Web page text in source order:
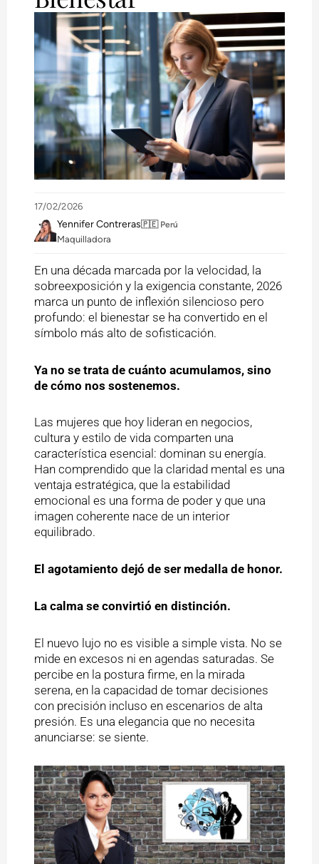
17/02/2026
Yennifer Contreras🇵🇪 Perú
Maquilladora
En una década marcada por la velocidad, la
sobreexposición y la exigencia constante, 2026
marca un punto de inflexión silencioso pero
profundo: el bienestar se ha convertido en el
símbolo más alto de sofisticación.
Ya no se trata de cuánto acumulamos, sino
de cómo nos sostenemos.
Las mujeres que hoy lideran en negocios,
cultura y estilo de vida comparten una
característica esencial: dominan su energía.
Han comprendido que la claridad mental es una
ventaja estratégica, que la estabilidad
emocional es una forma de poder y que una
imagen coherente nace de un interior
equilibrado.
El agotamiento dejó de ser medalla de honor.
La calma se convirtió en distinción.
El nuevo lujo no es visible a simple vista. No se
mide en excesos ni en agendas saturadas. Se
percibe en la postura firme, en la mirada
serena, en la capacidad de tomar decisiones
con precisión incluso en escenarios de alta
presión. Es una elegancia que no necesita
anunciarse: se siente.